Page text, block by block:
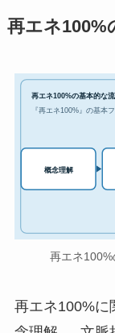
再エネ100%
再エネ100%の基本的な
『再エネ100%』の基本
概念理解
再エネ
再エネ100%に